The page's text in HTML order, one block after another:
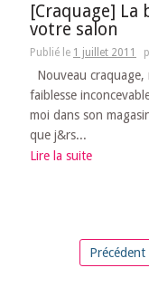
[Craquage] La
votre salon
Publié le 1 juillet 2011
Nouveau craquage,
faiblesse
moi dans son
que j&rs...
Lire la suite
Précédent